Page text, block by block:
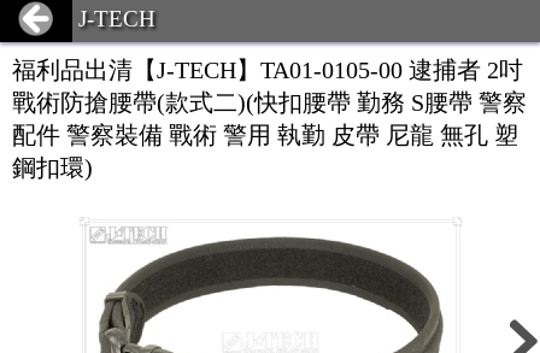
J-TECH
福利品出清【J-TECH】TA01-0105-00 逮捕者 2吋
戰術防搶腰帶(款式二)(快扣腰帶 勤務 S腰帶 警察
配件 警察裝備 戰術 警用 執勤 皮帶 尼龍 無孔 塑
鋼扣環)